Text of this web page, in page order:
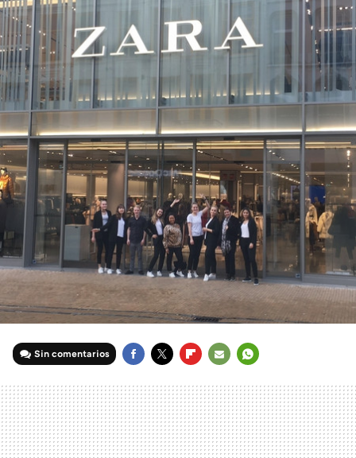
Sin comentarios
MAIL